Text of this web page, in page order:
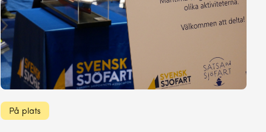
På plats